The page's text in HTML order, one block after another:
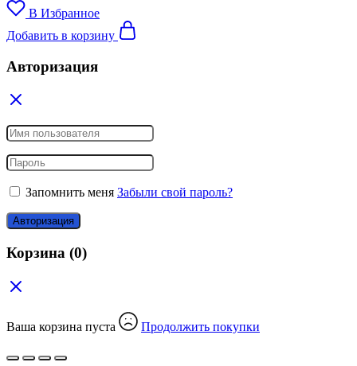
В Избранное
Добавить в корзину
Авторизация
Запомнить меня Забыли свой пароль?
Авторизация
Корзина (0)
Ваша корзина пуста Продолжить покупки